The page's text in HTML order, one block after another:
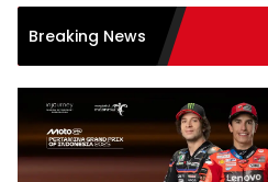
Breaking News